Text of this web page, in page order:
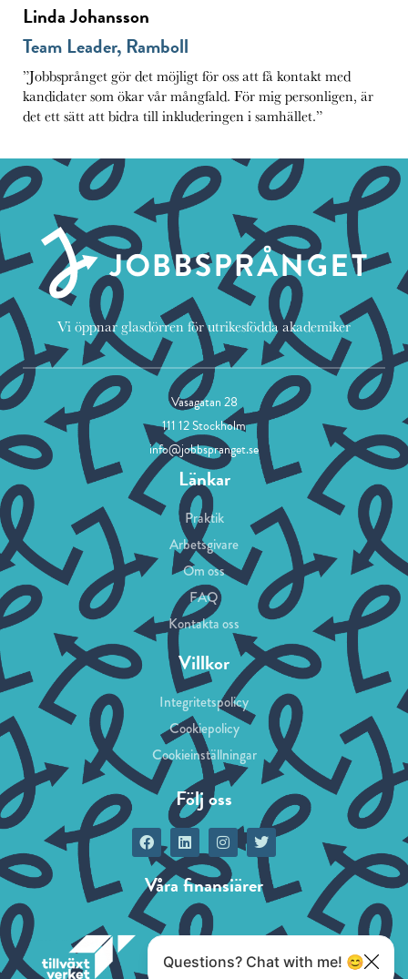
Linda Johansson
Team Leader, Ramboll
”Jobbsprånget gör det möjligt för oss att få kontakt med
kandidater som ökar vår mångfald. För mig personligen, är
det ett sätt att bidra till inkluderingen i samhället.”
Vi öppnar glasdörren för utrikesfödda akademiker
Vasagatan 28
111 12 Stockholm
info@jobbspranget.se
Länkar
Praktik
Arbetsgivare
Om oss
FAQ
Kontakta oss
Villkor
Integritetspolicy
Cookiepolicy
Cookieinställningar
Följ oss
Våra finansiärer